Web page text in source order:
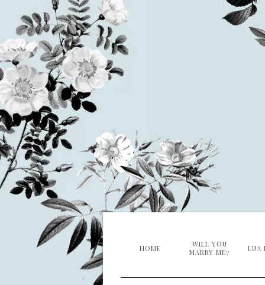
HOME
WILL YOU
MARRY ME?
LUA